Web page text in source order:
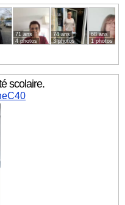
71 ans
4 photos
74 ans
3 photos
68 ans
1 photos
scolaire.